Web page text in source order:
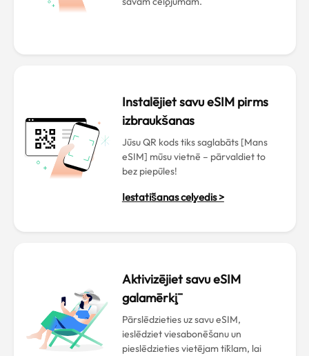
Instalējiet savu eSIM pirms
izbraukšanas
Jūsu QR kods tiks saglabāts [Mans
eSIM] mūsu vietnē – pārvaldiet to
bez piepūles!
Iestatīšanas ceļvedis >
Aktivizējiet savu eSIM
galamērķī
Pārslēdzieties uz savu eSIM,
ieslēdziet viesabonēšanu un
pieslēdzieties vietējam tīklam, lai